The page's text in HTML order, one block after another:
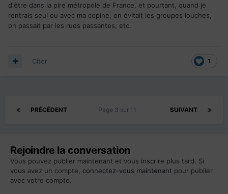
d'être dans la pire métropole de France, et pourtant, quand je
rentrais seul ou avec ma copine, on évitait les groupes louches,
on passait par les rues passantes, etc.
1
Citer
PRÉCÉDENT SUIVANT
Page 3 sur 11
Rejoindre la conversation
Vous pouvez publier maintenant et vous inscrire plus tard. Si
vous avez un compte, connectez-vous maintenant pour publier
avec votre compte.